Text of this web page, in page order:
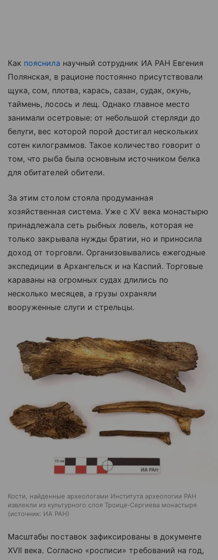
Как пояснила научный сотрудник ИА РАН Евгения
Полянская, в рационе постоянно присутствовали
щука, сом, плотва, карась, сазан, судак, окунь,
таймень, лосось и лещ. Однако главное место
занимали осетровые: от небольшой стерляди до
белуги, вес которой порой достигал нескольких
сотен килограммов. Такое количество говорит о
том, что рыба была основным источником белка
для обитателей обители.
За этим столом стояла продуманная
хозяйственная система. Уже с XV века монастырю
принадлежала сеть рыбных ловель, которая не
только закрывала нужды братии, но и приносила
доход от торговли. Организовывались ежегодные
экспедиции в Архангельск и на Каспий. Торговые
караваны на огромных судах длились по
несколько месяцев, а грузы охраняли
вооруженные слуги и стрельцы.
Кости, найденные археологами Института археологии РАН
извлекли из культурного слоя Троице‑Сергиева монастыря
источник: ИА РАН
Масштабы поставок зафиксированы в документе
XVII века. Согласно «росписи» требований на год,